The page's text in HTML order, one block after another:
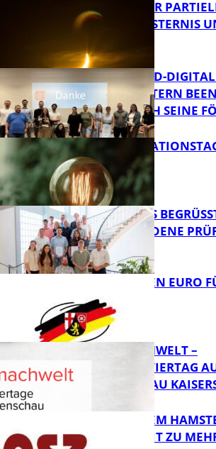
Bildung
VORTRAG ZUR
SONNENFINSTERNIS
PERSEIDEN
FB News
MITTELSTAND-
KAISERSLAUTERN
ERFOLGREICH SEINE
Bildung
SIAK-
NEUE AZUBIS
ÜR BESTANDENE
Bildung
20 MILLIONEN EURO
ZUKUNFT
MI(N)TMACHWELT –
EXPERIMENTIERTAG
GARTENSCHAU
RAUS AUS DEM
ACHTSAMKEIT ZU